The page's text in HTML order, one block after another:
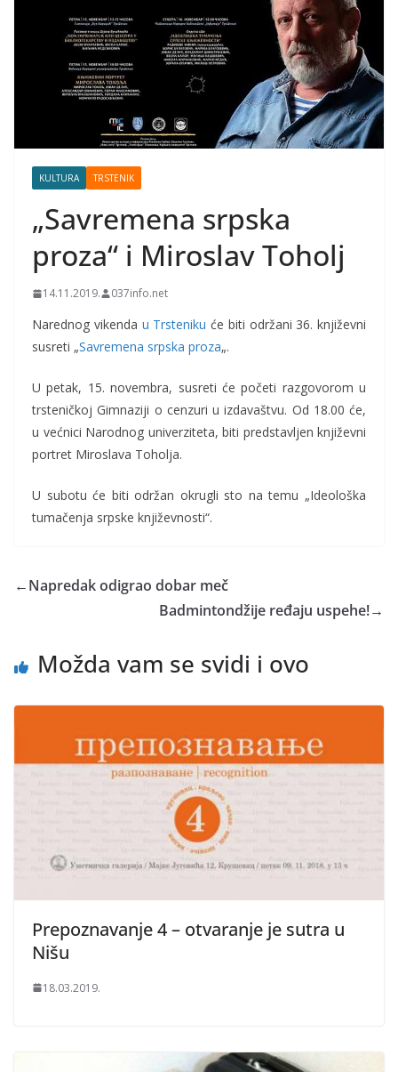
KULTURA TRSTENIK
„Savremena srpska
proza“ i Miroslav Toholj
14.11.2019. 037info.net
Narednog vikenda u Trsteniku će biti održani 36. književni
susreti „Savremena srpska proza„.
U petak, 15. novembra, susreti će početi razgovorom u
trsteničkoj Gimnaziji o cenzuri u izdavaštvu. Od 18.00 će,
u većnici Narodnog univerziteta, biti predstavljen književni
portret Miroslava Toholja.
U subotu će biti održan okrugli sto na temu „Ideološka
tumačenja srpske književnosti“.
←Napredak odigrao dobar meč
Badmintondžije ređaju uspehe!→
Možda vam se svidi i ovo
Prepoznavanje 4 – otvaranje je sutra u
Nišu
18.03.2019.